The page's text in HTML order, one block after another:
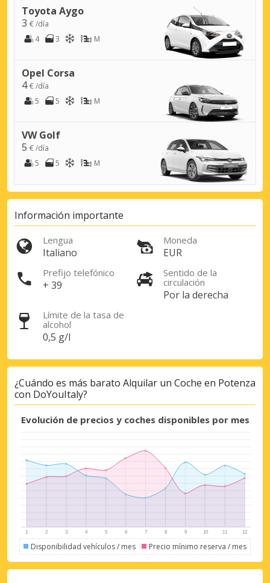
Toyota Aygo
3 € /día
4
3 M
Opel Corsa
4€ /día
5
5 M
VW Golf
5 € /día
5
5 M
Información importante
Lengua
Italiano
Moneda
EUR
Prefijo telefónico
+ 39
Sentido de la
circulación
Por la derecha
Límite de la tasa de
alcohol
0,5 g/l
¿Cuándo es más barato Alquilar un Coche en Potenza
con DoYouItaly?
Evolución de precios y coches disponibles por mes
Disponibilidad vehículos / mes Precio mínimo reserva / mes
Descuentos especiales
Accede a ofertas exclusivas de nuestros
proveedores.